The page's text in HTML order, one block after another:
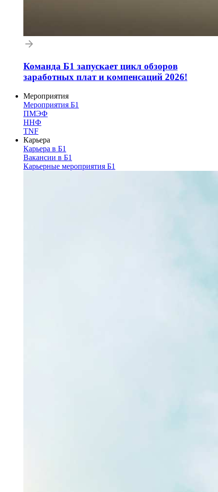
Команда Б1 запускает цикл обзоров
заработных плат и компенсаций 2026!
Мероприятия
Мероприятия Б1
ПМЭФ
ННФ
TNF
Карьера
Карьера в Б1
Вакансии в Б1
Карьерные мероприятия Б1